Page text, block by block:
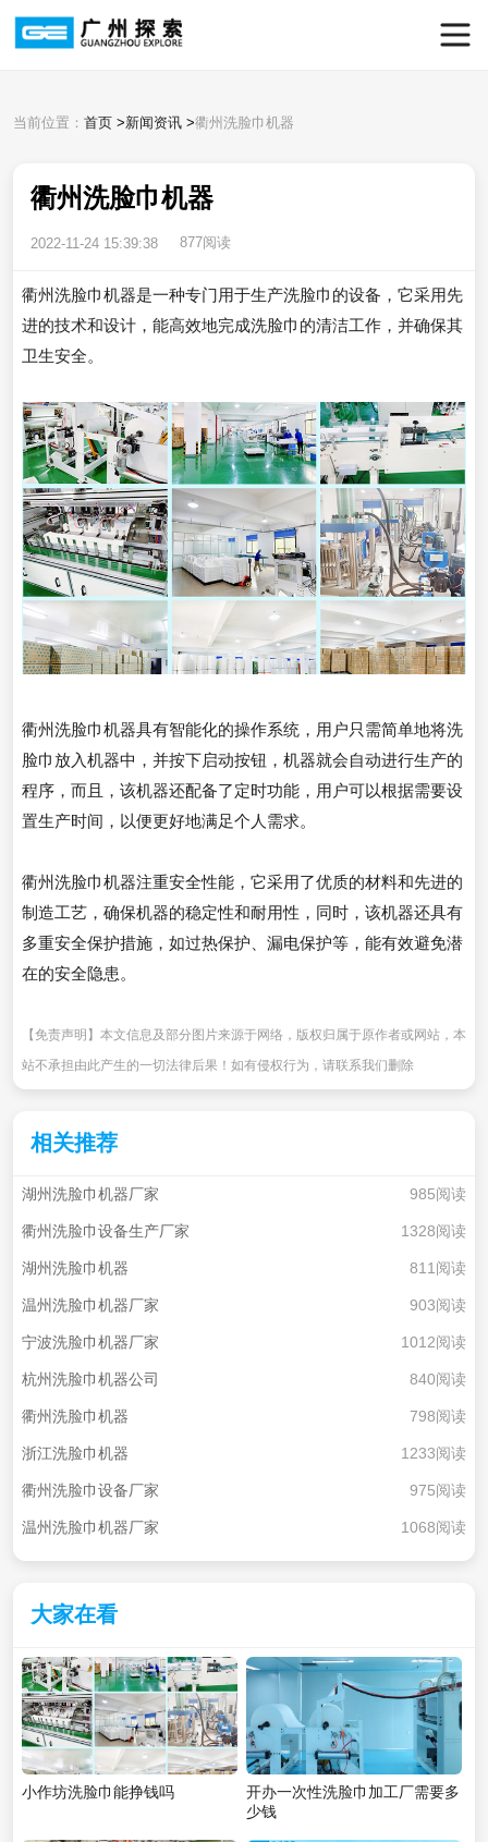
当前位置： 首页 >新闻资讯 >衢州洗脸巾机器
衢州洗脸巾机器
2022-11-24 15:39:38 877阅读
衢州洗脸巾机器是一种专门用于生产洗脸巾的设备，它采用先
进的技术和设计，能高效地完成洗脸巾的清洁工作，并确保其
卫生安全。
衢州洗脸巾机器具有智能化的操作系统，用户只需简单地将洗
脸巾放入机器中，并按下启动按钮，机器就会自动进行生产的
程序，而且，该机器还配备了定时功能，用户可以根据需要设
置生产时间，以便更好地满足个人需求。
衢州洗脸巾机器注重安全性能，它采用了优质的材料和先进的
制造工艺，确保机器的稳定性和耐用性，同时，该机器还具有
多重安全保护措施，如过热保护、漏电保护等，能有效避免潜
在的安全隐患。
【免责声明】本文信息及部分图片来源于网络，版权归属于原作者或网站，本
站不承担由此产生的一切法律后果！如有侵权行为，请联系我们删除
相关推荐
湖州洗脸巾机器厂家 985阅读
衢州洗脸巾设备生产厂家 1328阅读
湖州洗脸巾机器 811阅读
温州洗脸巾机器厂家 903阅读
宁波洗脸巾机器厂家 1012阅读
杭州洗脸巾机器公司 840阅读
衢州洗脸巾机器 798阅读
浙江洗脸巾机器 1233阅读
衢州洗脸巾设备厂家 975阅读
温州洗脸巾机器厂家 1068阅读
大家在看
小作坊洗脸巾能挣钱吗
开办一次性洗脸巾加工厂需要多
少钱